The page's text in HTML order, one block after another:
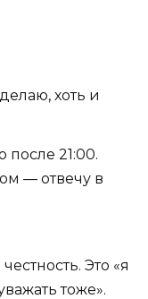
хоть и
после 21:00.
— отвечу в
Это «я
тоже».